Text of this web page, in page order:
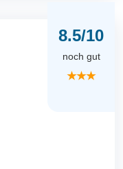
8.5/10
noch gut
★★★